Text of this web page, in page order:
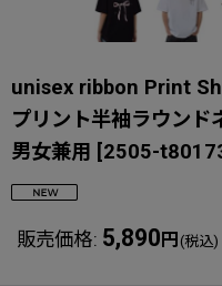
unisex ribbon Print
プリント半袖ラウンド
男女兼用 [2505-
販売価格: 5,890 円 (税込)